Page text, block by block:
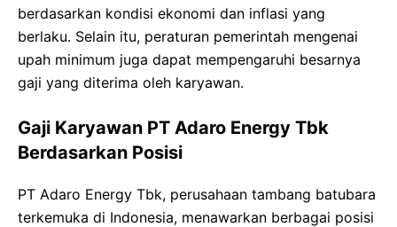
berdasarkan kondisi ekonomi dan inflasi yang
berlaku. Selain itu, peraturan pemerintah mengenai
upah minimum juga dapat mempengaruhi besarnya
gaji yang diterima oleh karyawan.
Gaji Karyawan PT Adaro Energy Tbk
Berdasarkan Posisi
PT Adaro Energy Tbk, perusahaan tambang batubara
terkemuka di Indonesia, menawarkan berbagai posisi